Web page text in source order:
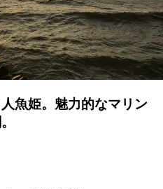
魚姫。魅力的なマリン